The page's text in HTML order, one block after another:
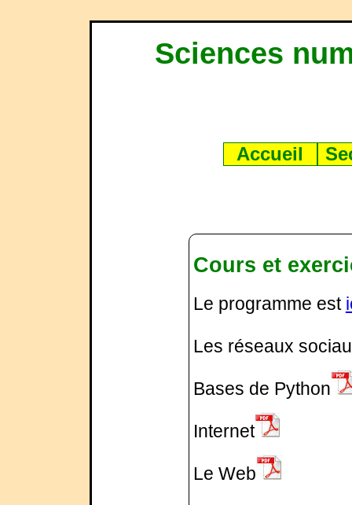
Sciences
Accueil
Cours et
Le programme est
Les réseaux
Bases de Python
Internet
Le Web